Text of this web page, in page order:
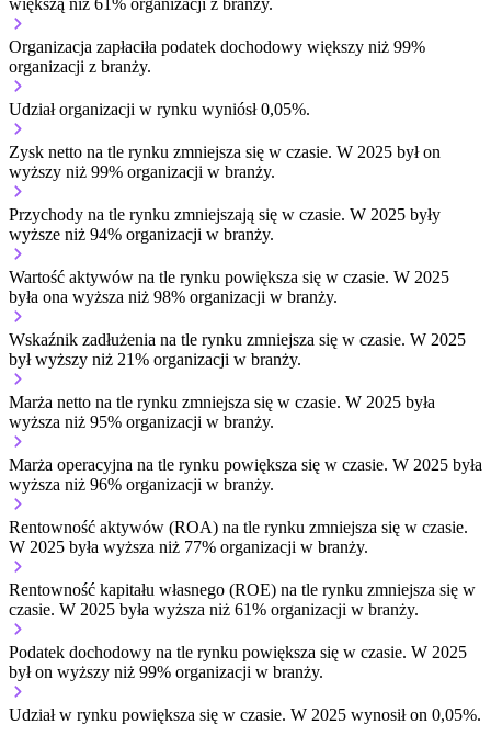
Organizacja zapłaciła podatek dochodowy większy niż 99%
organizacji z branży.
Udział organizacji w rynku wyniósł 0,05%.
Zysk netto na tle rynku zmniejsza się w czasie. W 2025 był on
wyższy niż 99% organizacji w branży.
Przychody na tle rynku zmniejszają się w czasie. W 2025 były
wyższe niż 94% organizacji w branży.
Wartość aktywów na tle rynku powiększa się w czasie. W 2025
była ona wyższa niż 98% organizacji w branży.
Wskaźnik zadłużenia na tle rynku zmniejsza się w czasie. W 2025
był wyższy niż 21% organizacji w branży.
Marża netto na tle rynku zmniejsza się w czasie. W 2025 była
wyższa niż 95% organizacji w branży.
Marża operacyjna na tle rynku powiększa się w czasie. W 2025 była
wyższa niż 96% organizacji w branży.
Rentowność aktywów (ROA) na tle rynku zmniejsza się w czasie.
W 2025 była wyższa niż 77% organizacji w branży.
Rentowność kapitału własnego (ROE) na tle rynku zmniejsza się w
czasie. W 2025 była wyższa niż 61% organizacji w branży.
Podatek dochodowy na tle rynku powiększa się w czasie. W 2025
był on wyższy niż 99% organizacji w branży.
Udział w rynku powiększa się w czasie. W 2025 wynosił on 0,05%.